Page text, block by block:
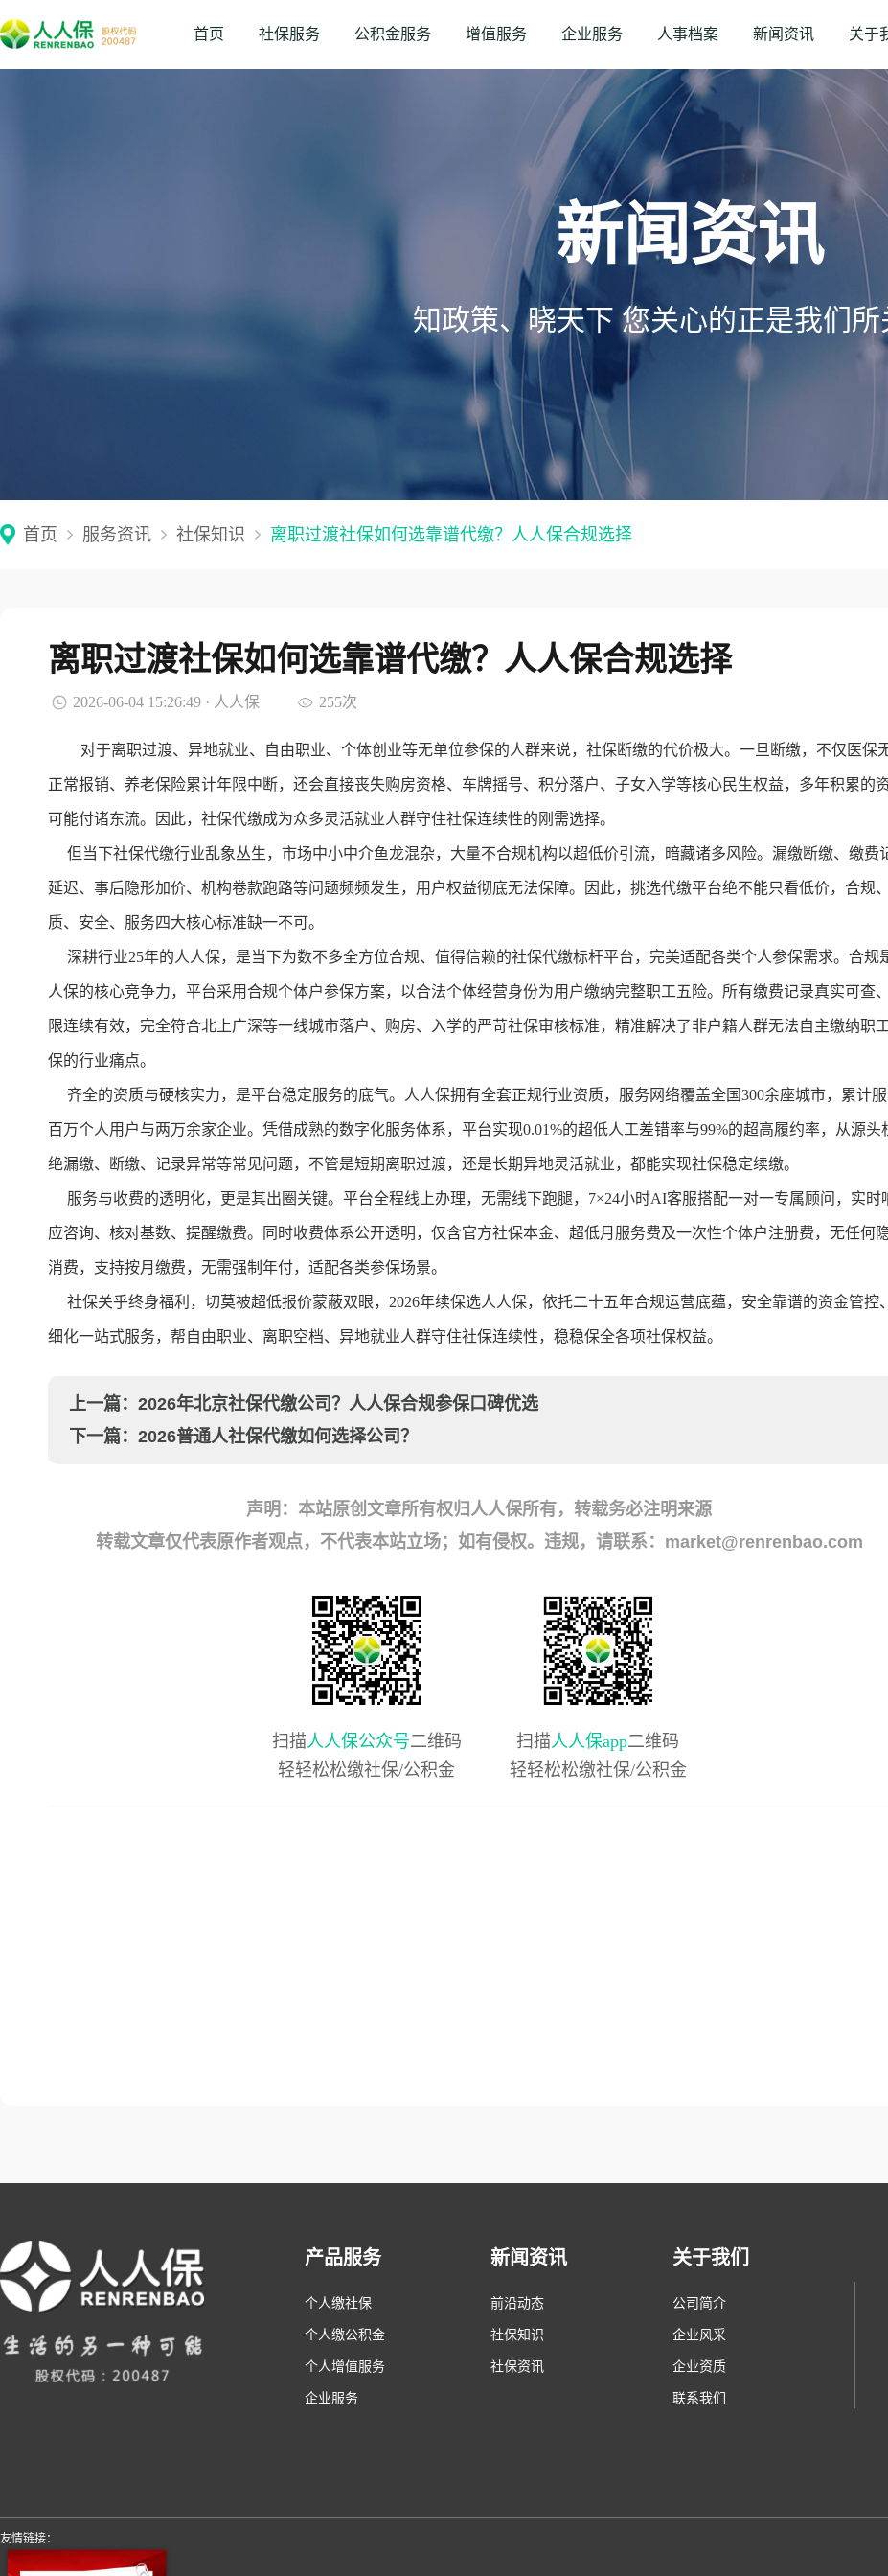
首页 社保服务 公积金服务 增值服务 企业服务 人事档案 新闻资讯 关于
新闻资讯
知政策、晓天下 您关心的正是我们所
首页 服务资讯 社保知识 离职过渡社保如何选靠谱代缴？人人保合规选择
离职过渡社保如何选靠谱代缴？人人保合规选择
2026-06-04 15:26:49 · 人人保 255次
对于离职过渡、异地就业、自由职业、个体创业等无单位参保的人群来说，社保断缴的代价极大。一旦断缴，不仅医保
正常报销、养老保险累计年限中断，还会直接丧失购房资格、车牌摇号、积分落户、子女入学等核心民生权益，多年积累的
可能付诸东流。因此，社保代缴成为众多灵活就业人群守住社保连续性的刚需选择。
但当下社保代缴行业乱象丛生，市场中小中介鱼龙混杂，大量不合规机构以超低价引流，暗藏诸多风险。漏缴断缴、缴费
延迟、事后隐形加价、机构卷款跑路等问题频频发生，用户权益彻底无法保障。因此，挑选代缴平台绝不能只看低价，合规
质、安全、服务四大核心标准缺一不可。
深耕行业25年的人人保，是当下为数不多全方位合规、值得信赖的社保代缴标杆平台，完美适配各类个人参保需求。合规
人保的核心竞争力，平台采用合规个体户参保方案，以合法个体经营身份为用户缴纳完整职工五险。所有缴费记录真实可查
限连续有效，完全符合北上广深等一线城市落户、购房、入学的严苛社保审核标准，精准解决了非户籍人群无法自主缴纳职
保的行业痛点。
齐全的资质与硬核实力，是平台稳定服务的底气。人人保拥有全套正规行业资质，服务网络覆盖全国300余座城市，累计
百万个人用户与两万余家企业。凭借成熟的数字化服务体系，平台实现0.01%的超低人工差错率与99%的超高履约率，从源头
绝漏缴、断缴、记录异常等常见问题，不管是短期离职过渡，还是长期异地灵活就业，都能实现社保稳定续缴。
服务与收费的透明化，更是其出圈关键。平台全程线上办理，无需线下跑腿，7×24小时AI客服搭配一对一专属顾问，实时
应咨询、核对基数、提醒缴费。同时收费体系公开透明，仅含官方社保本金、超低月服务费及一次性个体户注册费，无任何
消费，支持按月缴费，无需强制年付，适配各类参保场景。
社保关乎终身福利，切莫被超低报价蒙蔽双眼，2026年续保选人人保，依托二十五年合规运营底蕴，安全靠谱的资金管控
细化一站式服务，帮自由职业、离职空档、异地就业人群守住社保连续性，稳稳保全各项社保权益。
上一篇： 2026年北京社保代缴公司？人人保合规参保口碑优选
下一篇： 2026普通人社保代缴如何选择公司？
声明：本站原创文章所有权归人人保所有，转载务必注明来源
转载文章仅代表原作者观点，不代表本站立场；如有侵权。违规，请联系：market@renrenbao.com
扫描人人保公众号二维码
轻轻松松缴社保/公积金
扫描人人保app二维码
轻轻松松缴社保/公积金
产品服务
个人缴社保
个人缴公积金
个人增值服务
企业服务
新闻资讯
前沿动态
社保知识
社保资讯
关于我们
公司简介
企业风采
企业资质
联系我们
友情链接：